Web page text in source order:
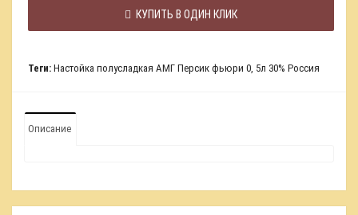
КУПИТЬ В ОДИН КЛИК
Теги: Настойка полусладкая АМГ Персик фьюри 0, 5л 30% Россия
Описание